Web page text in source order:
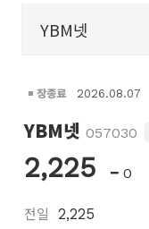
장종료 2026.08.07
YBM넷 057030
2,225 0
전일 2,225